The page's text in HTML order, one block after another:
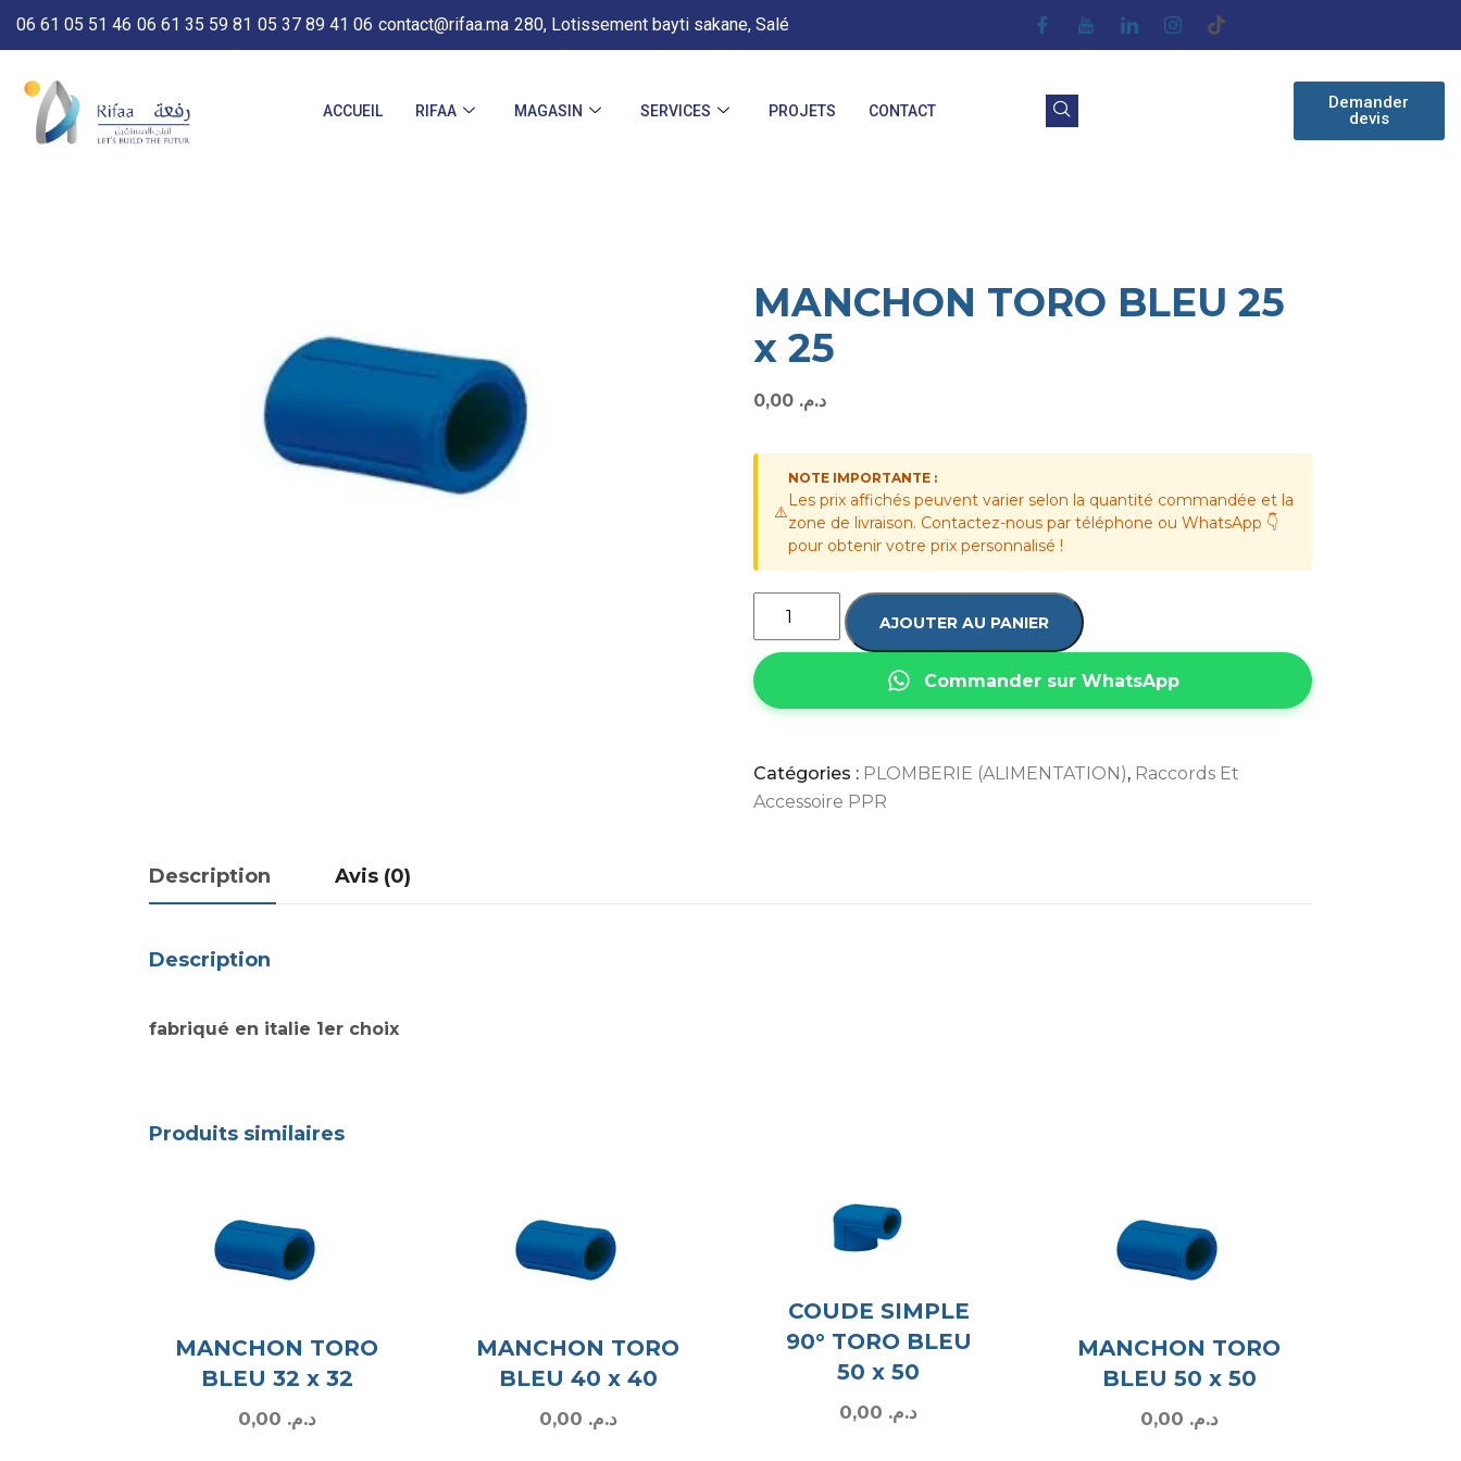
06 61 05 51 46 06 61 35 59 81 05 37 89 41 06 contact@rifaa.ma 280, Lotissement bayti sakane, Salé
ACCUEIL RIFAA MAGASIN SERVICES PROJETS CONTACT
Demander
devis
MANCHON TORO BLEU 25
x 25
د.م.
⚠️
NOTE IMPORTANTE :
Les prix affichés peuvent varier selon la quantité commandée et la
zone de livraison. Contactez-nous par téléphone ou WhatsApp 👇
pour obtenir votre prix personnalisé !
AJOUTER AU PANIER
Commander sur WhatsApp
Catégories : PLOMBERIE (ALIMENTATION), Raccords Et
Accessoire PPR
Description Avis (0)
Description
fabriqué en italie 1er choix
Produits similaires
MANCHON TORO
BLEU 32 x 32
د.م.
MANCHON TORO
BLEU 40 x 40
د.م.
COUDE SIMPLE
90° TORO BLEU
50 x 50
د.م.
MANCHON TORO
BLEU 50 x 50
د.م.